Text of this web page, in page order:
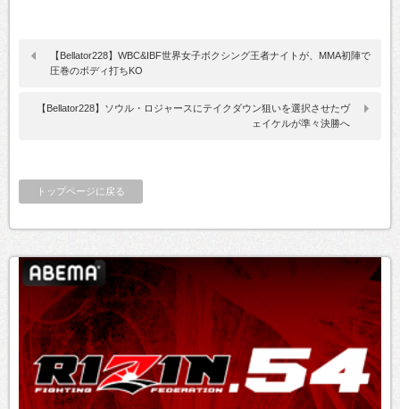
【Bellator228】WBC&IBF世界女子ボクシング王者ナイトが、MMA初陣で
圧巻のボディ打ちKO
【Bellator228】ソウル・ロジャースにテイクダウン狙いを選択させたヴ
ェイケルが準々決勝へ
トップページに戻る